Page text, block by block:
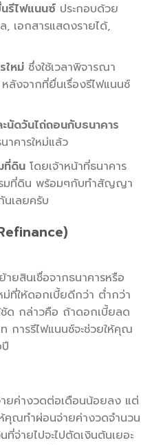
นรีไฟแนนซ์ ประกอบด้วย
เอกสารแสดงรายได้,
ใหม่ซึ่งใช้เวลาพิจารณา
งจากที่ยื่นเรื่องรีไฟแนนซ์
ดวันไถ่ถอนกับธนาคาร
าคารใหม่แล้ว
ที่ดินโดยเจ้าหน้าที่ธนาคาร
มที่ดิน พร้อมๆกับทำสัญญา
เลยครับ
ายสินเชื่อจากธนาคารหรือ
ม่ที่ให้ดอกเบี้ยดีกว่า ต่ำกว่า
ด กล่าวคือ ถ้าดอกเบี้ยลด
การรีไฟแนนซ์จะช่วยให้คุณ
ยค่างวดต่อเดือนน้อยลง แต่
คุณทำผ่อนจ่ายค่างวดจำนวน
ที่จ่ายไปจะไปตัดเงินต้นเยอะ